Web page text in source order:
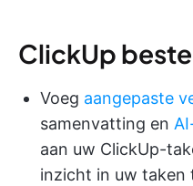
ClickUp
Voeg aangepaste
samenvatting en
aan uw ClickUp-
inzicht in uw taken